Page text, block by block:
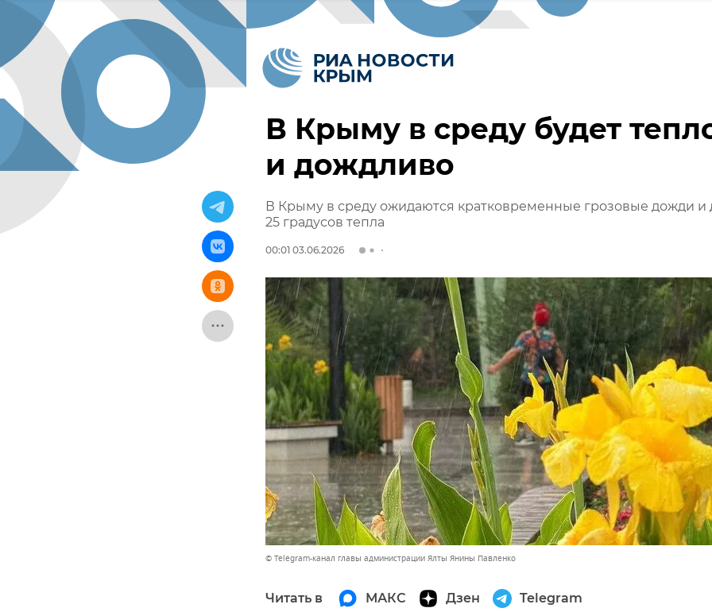
В Крыму в среду будет
и дождливо
В Крыму в среду ожидаются кратковременные грозовые дожди и
25 градусов тепла
00:01 03.06.2026
© Telegram-канал главы администрации Ялты Янины Павленко
Читать в МАКС Дзен Telegram